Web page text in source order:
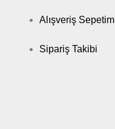
Alışveriş Sepetim
Sipariş Takibi